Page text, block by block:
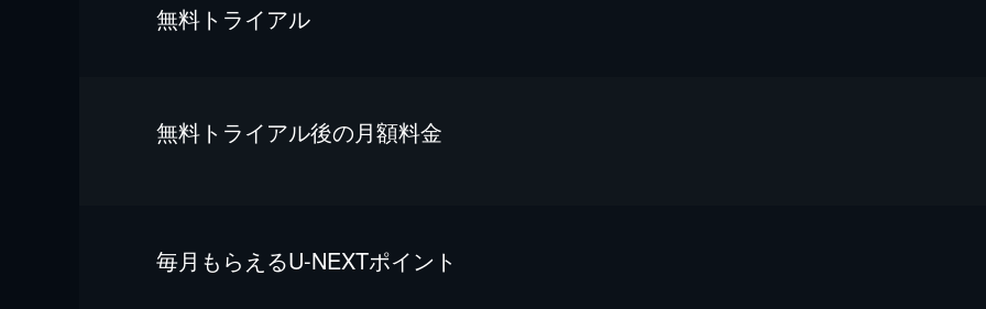
無料トライアル
無料トライアル後の⽉額料金
毎⽉もらえるU-NEXTポイント